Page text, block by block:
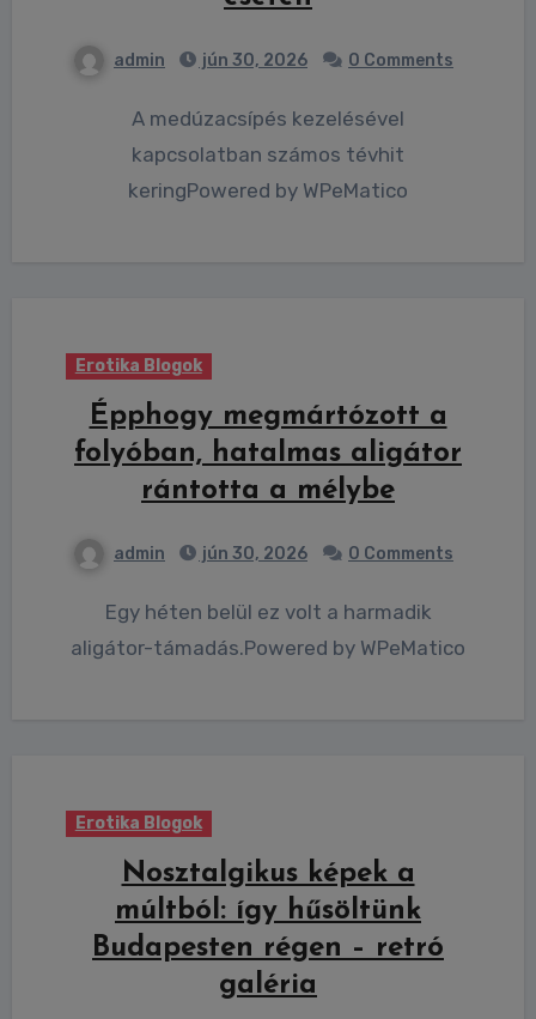
admin jún 30, 2026 0 Comments
A medúzacsípés kezelésével
kapcsolatban számos tévhit
keringPowered by WPeMatico
Erotika Blogok
Épphogy megmártózott a
folyóban, hatalmas aligátor
rántotta a mélybe
admin jún 30, 2026 0 Comments
Egy héten belül ez volt a harmadik
aligátor-támadás.Powered by WPeMatico
Erotika Blogok
Nosztalgikus képek a
múltból: így hűsöltünk
Budapesten régen – retró
galéria